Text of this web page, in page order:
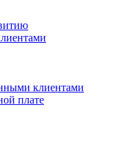
клиентами
плате